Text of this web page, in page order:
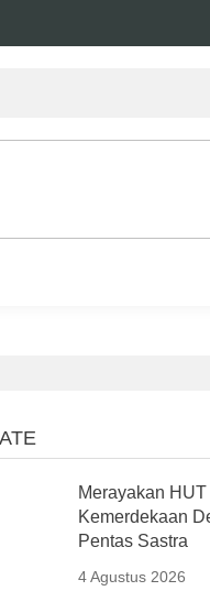
Merayakan HUT
Kemerdekaan
Pentas Sastra
4 Agustus 2026